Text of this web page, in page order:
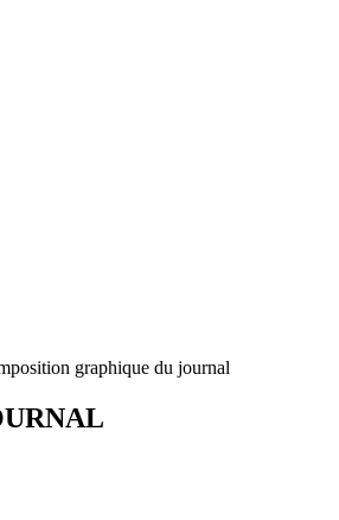
graphique du journal